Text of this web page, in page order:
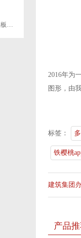
阳历2020年12月24日钢材铁板价格继续下跌50元-100元
2016年为
图形，
标签：
铁樱桃
建筑集团
产品